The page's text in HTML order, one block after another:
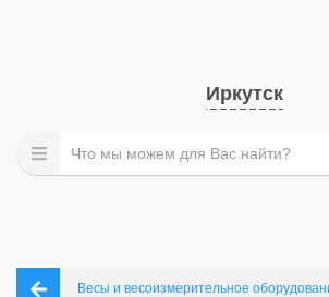
Иркутск
Весы и весоизмерительное